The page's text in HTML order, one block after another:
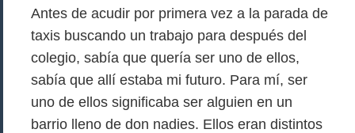
Antes de acudir por primera vez a la parada de
taxis buscando un trabajo para después del
colegio, sabía que quería ser uno de ellos,
sabía que allí estaba mi futuro. Para mí, ser
uno de ellos significaba ser alguien en un
barrio lleno de don nadies. Ellos eran distintos